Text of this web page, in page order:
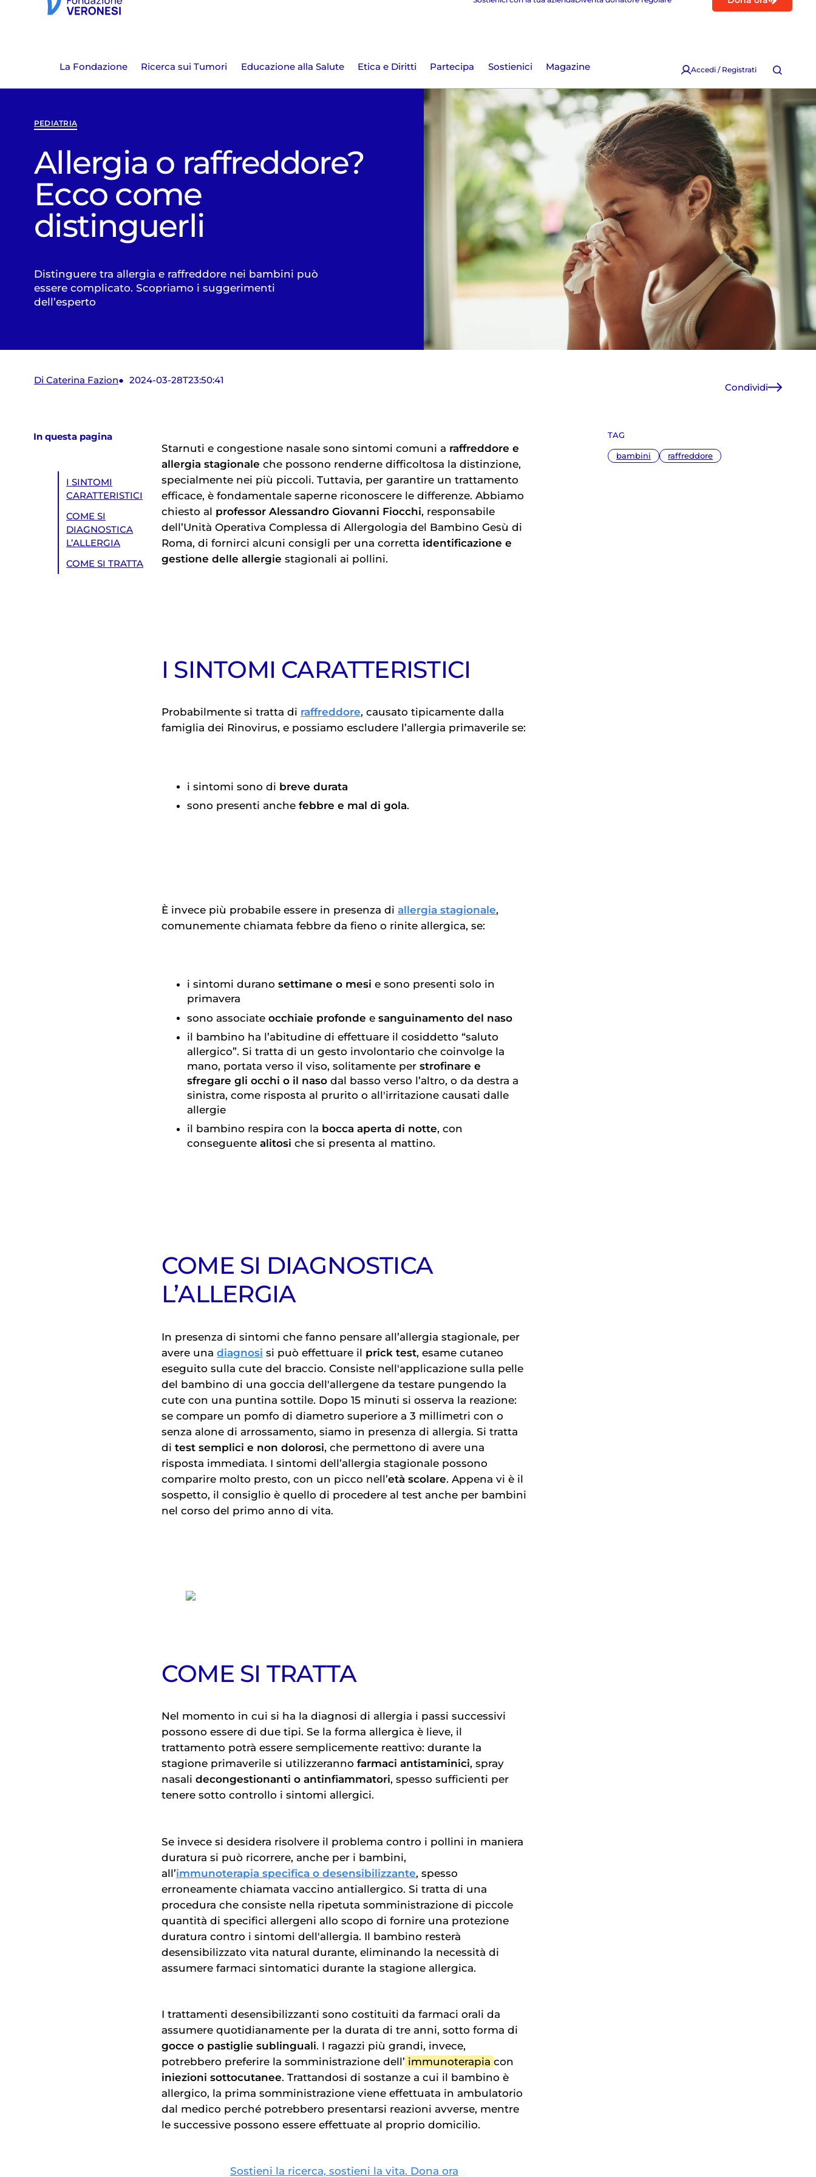
La Fondazione Ricerca sui Tumori Educazione alla Salute Etica e Diritti Partecipa Sostienici Magazine Accedi / Registrati
PEDIATRIA
Allergia o raffreddore?
Ecco come
distinguerli
Distinguere tra allergia e raffreddore nei bambini può
essere complicato. Scopriamo i suggerimenti
dell’esperto
Di Caterina Fazion 2024-03-28T23:50:41
Condividi
In questa pagina
I SINTOMI
CARATTERISTICI
COME SI
DIAGNOSTICA
L’ALLERGIA
COME SI TRATTA
TAG
bambini raffreddore
Starnuti e congestione nasale sono sintomi comuni a raffreddore e
allergia stagionale che possono renderne difficoltosa la distinzione,
specialmente nei più piccoli. Tuttavia, per garantire un trattamento
efficace, è fondamentale saperne riconoscere le differenze. Abbiamo
chiesto al professor Alessandro Giovanni Fiocchi, responsabile
dell’Unità Operativa Complessa di Allergologia del Bambino Gesù di
Roma, di fornirci alcuni consigli per una corretta identificazione e
gestione delle allergie stagionali ai pollini.
I SINTOMI CARATTERISTICI
Probabilmente si tratta di raffreddore, causato tipicamente dalla
famiglia dei Rinovirus, e possiamo escludere l’allergia primaverile se:
i sintomi sono di breve durata
sono presenti anche febbre e mal di gola.
È invece più probabile essere in presenza di allergia stagionale,
comunemente chiamata febbre da fieno o rinite allergica, se:
i sintomi durano settimane o mesi e sono presenti solo in
primavera
sono associate occhiaie profonde e sanguinamento del naso
il bambino ha l’abitudine di effettuare il cosiddetto “saluto
allergico”. Si tratta di un gesto involontario che coinvolge la
mano, portata verso il viso, solitamente per strofinare e
sfregare gli occhi o il naso dal basso verso l’altro, o da destra a
sinistra, come risposta al prurito o all'irritazione causati dalle
allergie
il bambino respira con la bocca aperta di notte, con
conseguente alitosi che si presenta al mattino.
COME SI DIAGNOSTICA
L’ALLERGIA
In presenza di sintomi che fanno pensare all’allergia stagionale, per
avere una diagnosi si può effettuare il prick test, esame cutaneo
eseguito sulla cute del braccio. Consiste nell'applicazione sulla pelle
del bambino di una goccia dell'allergene da testare pungendo la
cute con una puntina sottile. Dopo 15 minuti si osserva la reazione:
se compare un pomfo di diametro superiore a 3 millimetri con o
senza alone di arrossamento, siamo in presenza di allergia. Si tratta
di test semplici e non dolorosi, che permettono di avere una
risposta immediata. I sintomi dell’allergia stagionale possono
comparire molto presto, con un picco nell’età scolare. Appena vi è il
sospetto, il consiglio è quello di procedere al test anche per bambini
nel corso del primo anno di vita.
COME SI TRATTA
Nel momento in cui si ha la diagnosi di allergia i passi successivi
possono essere di due tipi. Se la forma allergica è lieve, il
trattamento potrà essere semplicemente reattivo: durante la
stagione primaverile si utilizzeranno farmaci antistaminici, spray
nasali decongestionanti o antinfiammatori, spesso sufficienti per
tenere sotto controllo i sintomi allergici.
Se invece si desidera risolvere il problema contro i pollini in maniera
duratura si può ricorrere, anche per i bambini,
all’immunoterapia specifica o desensibilizzante, spesso
erroneamente chiamata vaccino antiallergico. Si tratta di una
procedura che consiste nella ripetuta somministrazione di piccole
quantità di specifici allergeni allo scopo di fornire una protezione
duratura contro i sintomi dell'allergia. Il bambino resterà
desensibilizzato vita natural durante, eliminando la necessità di
assumere farmaci sintomatici durante la stagione allergica.
I trattamenti desensibilizzanti sono costituiti da farmaci orali da
assumere quotidianamente per la durata di tre anni, sotto forma di
gocce o pastiglie sublinguali. I ragazzi più grandi, invece,
potrebbero preferire la somministrazione dell’ immunoterapia con
iniezioni sottocutanee. Trattandosi di sostanze a cui il bambino è
allergico, la prima somministrazione viene effettuata in ambulatorio
dal medico perché potrebbero presentarsi reazioni avverse, mentre
le successive possono essere effettuate al proprio domicilio.
Sostieni la ricerca, sostieni la vita. Dona ora